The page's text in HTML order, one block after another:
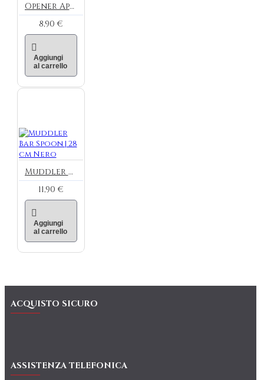
Opener Apribottiglie | Nero
8,90 €
Aggiungi
al carrello
Muddler Bar Spoon | 28 cm Nero
11,90 €
Aggiungi
al carrello
ACQUISTO SICURO
ASSISTENZA TELEFONICA